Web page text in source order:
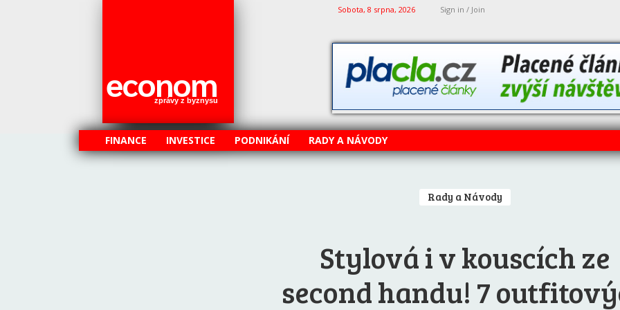
Sobota, 8 srpna, 2026 Sign in / Join
econom
zprávy z byznysu
FINANCE INVESTICE PODNIKÁNÍ RADY A NÁVODY
Rady a Návody
Stylová i v kouscích ze
second handu! 7